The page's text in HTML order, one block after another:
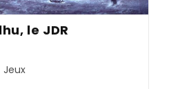
le JDR
Jeux